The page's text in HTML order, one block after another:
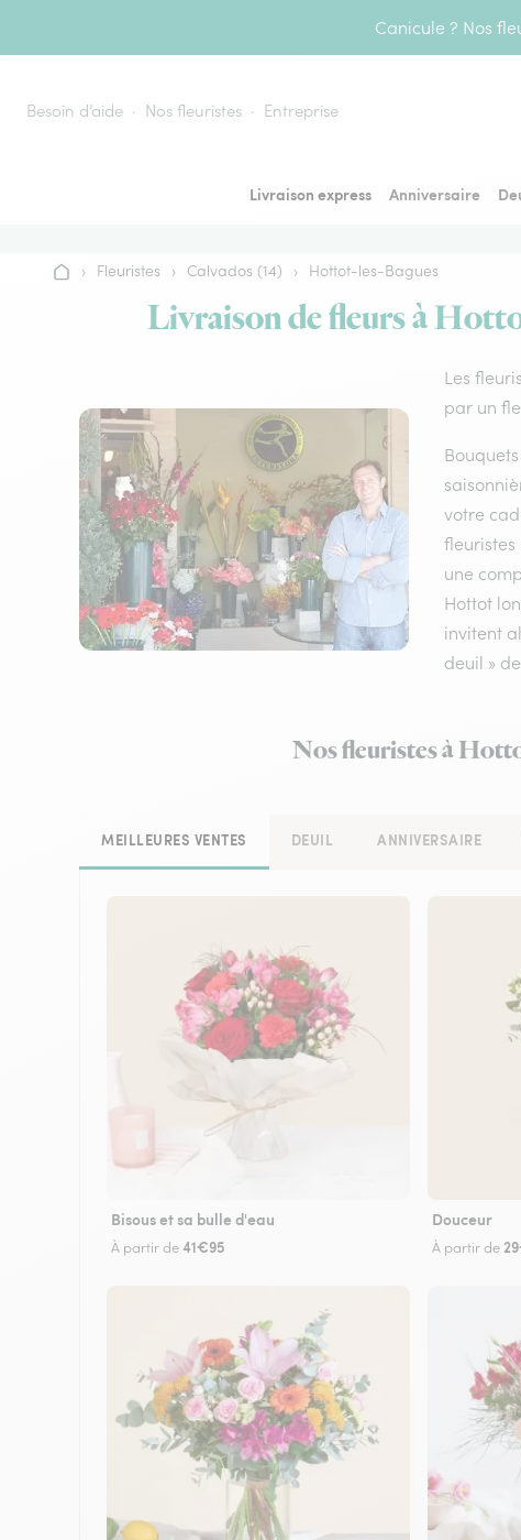
Canicule ? Nos
Besoin d’aide Nos fleuristes Entreprise
Livraison express Anniversaire
Accueil
› Fleuristes › Calvados (14) › Hottot-les-Bagues
Livraison de fleurs à
Les
par un
votre
fleuristes
une
Hottot
invitent
deuil »
Nos fleuristes à
MEILLEURES VENTES DEUIL ANNIVERSAIRE
Bisous et sa bulle d'eau
À partir de41€95
Douceur
À partir de